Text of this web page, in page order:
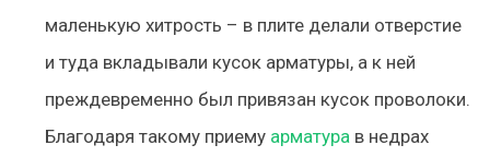
маленькую хитрость – в плите делали отверстие
и туда вкладывали кусок арматуры, а к ней
преждевременно был привязан кусок проволоки.
Благодаря такому приему арматура в недрах